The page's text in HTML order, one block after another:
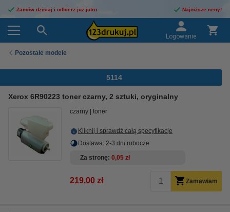
Zamów dzisiaj i odbierz już jutro Najniższe ceny!
Logowanie
Pozostałe modele
5114
Xerox 6R90223 toner czarny, 2 sztuki, oryginalny
czarny toner
Kliknij i sprawdź całą specyfikacje
Dostawa: 2-3 dni robocze
Za stronę 0,05 zł
219,00 zł Zamawiam